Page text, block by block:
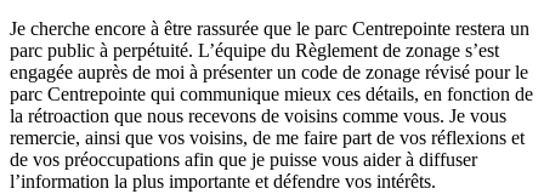
Je cherche encore à être rassurée que le parc Centrepointe restera un
parc public à perpétuité. L’équipe du Règlement de zonage s’est
engagée auprès de moi à présenter un code de zonage révisé pour le
parc Centrepointe qui communique mieux ces détails, en fonction de
la rétroaction que nous recevons de voisins comme vous. Je vous
remercie, ainsi que vos voisins, de me faire part de vos réflexions et
de vos préoccupations afin que je puisse vous aider à diffuser
l’information la plus importante et défendre vos intérêts.